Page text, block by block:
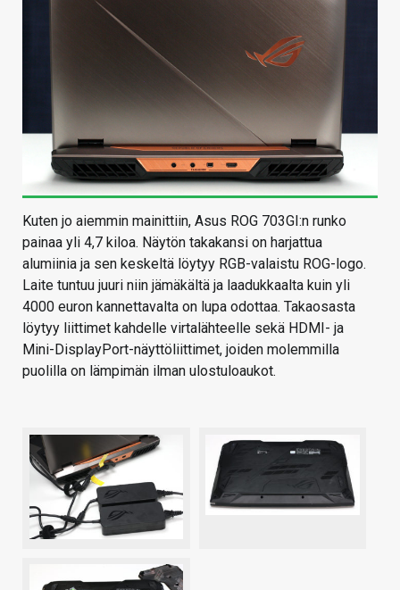
Kuten jo aiemmin mainittiin, Asus ROG 703GI:n runko
painaa yli 4,7 kiloa. Näytön takakansi on harjattua
alumiinia ja sen keskeltä löytyy RGB-valaistu ROG-logo.
Laite tuntuu juuri niin jämäkältä ja laadukkaalta kuin yli
4000 euron kannettavalta on lupa odottaa. Takaosasta
löytyy liittimet kahdelle virtalähteelle sekä HDMI- ja
Mini-DisplayPort-näyttöliittimet, joiden molemmilla
puolilla on lämpimän ilman ulostuloaukot.